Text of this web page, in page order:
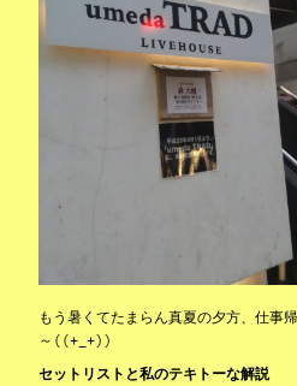
もう暑くてたまらん真夏の夕方、仕事
～((+_+))
セットリストと私のテキトーな解説